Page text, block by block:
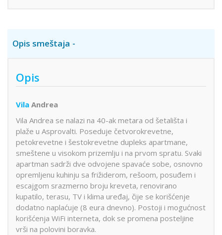
Opis smeštaja
Opis
Vila Andrea
Vila Andrea se nalazi na 40-ak metara od šetališta i
plaže u Asprovalti. Poseduje četvorokrevetne,
petokrevetne i šestokrevetne dupleks apartmane,
smeštene u visokom prizemlju i na prvom spratu. Svaki
apartman sadrži dve odvojene spavaće sobe, osnovno
opremljenu kuhinju sa frižiderom, rešoom, posuđem i
escajgom srazmerno broju kreveta, renovirano
kupatilo, terasu, TV i klima uređaj, čije se korišćenje
dodatno naplaćuje (8 eura dnevno). Postoji i mogućnost
korišćenja WiFi interneta, dok se promena posteljine
vrši na polovini boravka.